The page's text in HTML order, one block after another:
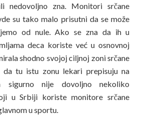
nedovoljno zna. Monitori srčane
su tako malo prisutni da se može
od nule. Ako se zna da ih u
deca koriste već u osnovnoj
shodno svojoj ciljnoj zoni srčane
da tu istu zonu lekari prepisuju na
sigurno nije dovoljno nekoliko
u Srbiji koriste monitore srčane
u sportu.